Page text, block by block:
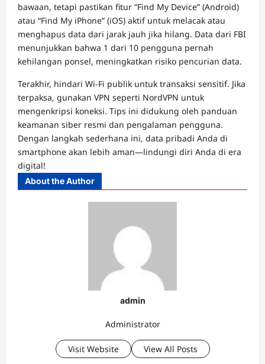
bawaan, tetapi pastikan fitur “Find My Device” (Android)
atau “Find My iPhone” (iOS) aktif untuk melacak atau
menghapus data dari jarak jauh jika hilang. Data dari FBI
menunjukkan bahwa 1 dari 10 pengguna pernah
kehilangan ponsel, meningkatkan risiko pencurian data.
Terakhir, hindari Wi-Fi publik untuk transaksi sensitif. Jika
terpaksa, gunakan VPN seperti NordVPN untuk
mengenkripsi koneksi. Tips ini didukung oleh panduan
keamanan siber resmi dan pengalaman pengguna.
Dengan langkah sederhana ini, data pribadi Anda di
smartphone akan lebih aman—lindungi diri Anda di era
digital!
About the Author
admin
Administrator
Visit Website View All Posts